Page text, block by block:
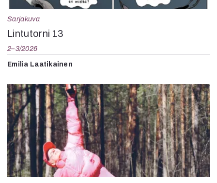
Sarjakuva
Lintutorni 13
2–3/2026
Emilia Laatikainen